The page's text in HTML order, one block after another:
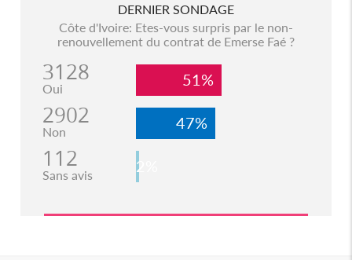
DERNIER SONDAGE
Côte d'Ivoire: Etes-vous surpris par le non-
renouvellement du contrat de Emerse Faé ?
3128
Oui 51%
2902
Non 47%
112
Sans avis 2%